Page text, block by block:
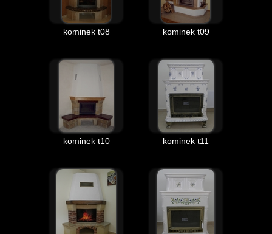
kominek t08 kominek t09
kominek t10 kominek t11